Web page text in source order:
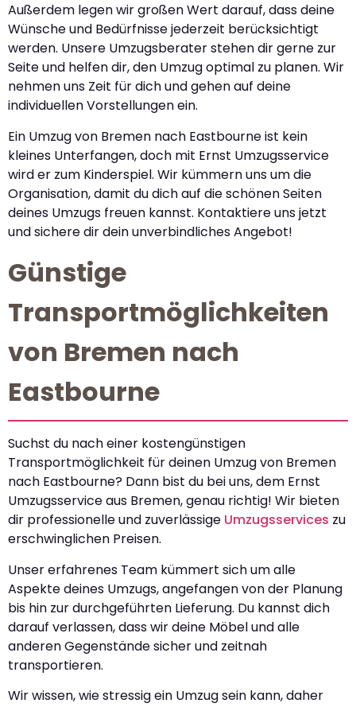
Außerdem legen wir großen Wert darauf, dass deine
Wünsche und Bedürfnisse jederzeit berücksichtigt
werden. Unsere Umzugsberater stehen dir gerne zur
Seite und helfen dir, den Umzug optimal zu planen. Wir
nehmen uns Zeit für dich und gehen auf deine
individuellen Vorstellungen ein.
Ein Umzug von Bremen nach Eastbourne ist kein
kleines Unterfangen, doch mit Ernst Umzugsservice
wird er zum Kinderspiel. Wir kümmern uns um die
Organisation, damit du dich auf die schönen Seiten
deines Umzugs freuen kannst. Kontaktiere uns jetzt
und sichere dir dein unverbindliches Angebot!
Günstige
Transportmöglichkeiten
von Bremen nach
Eastbourne
Suchst du nach einer kostengünstigen
Transportmöglichkeit für deinen Umzug von Bremen
nach Eastbourne? Dann bist du bei uns, dem Ernst
Umzugsservice aus Bremen, genau richtig! Wir bieten
dir professionelle und zuverlässige Umzugsservices zu
erschwinglichen Preisen.
Unser erfahrenes Team kümmert sich um alle
Aspekte deines Umzugs, angefangen von der Planung
bis hin zur durchgeführten Lieferung. Du kannst dich
darauf verlassen, dass wir deine Möbel und alle
anderen Gegenstände sicher und zeitnah
transportieren.
Wir wissen, wie stressig ein Umzug sein kann, daher